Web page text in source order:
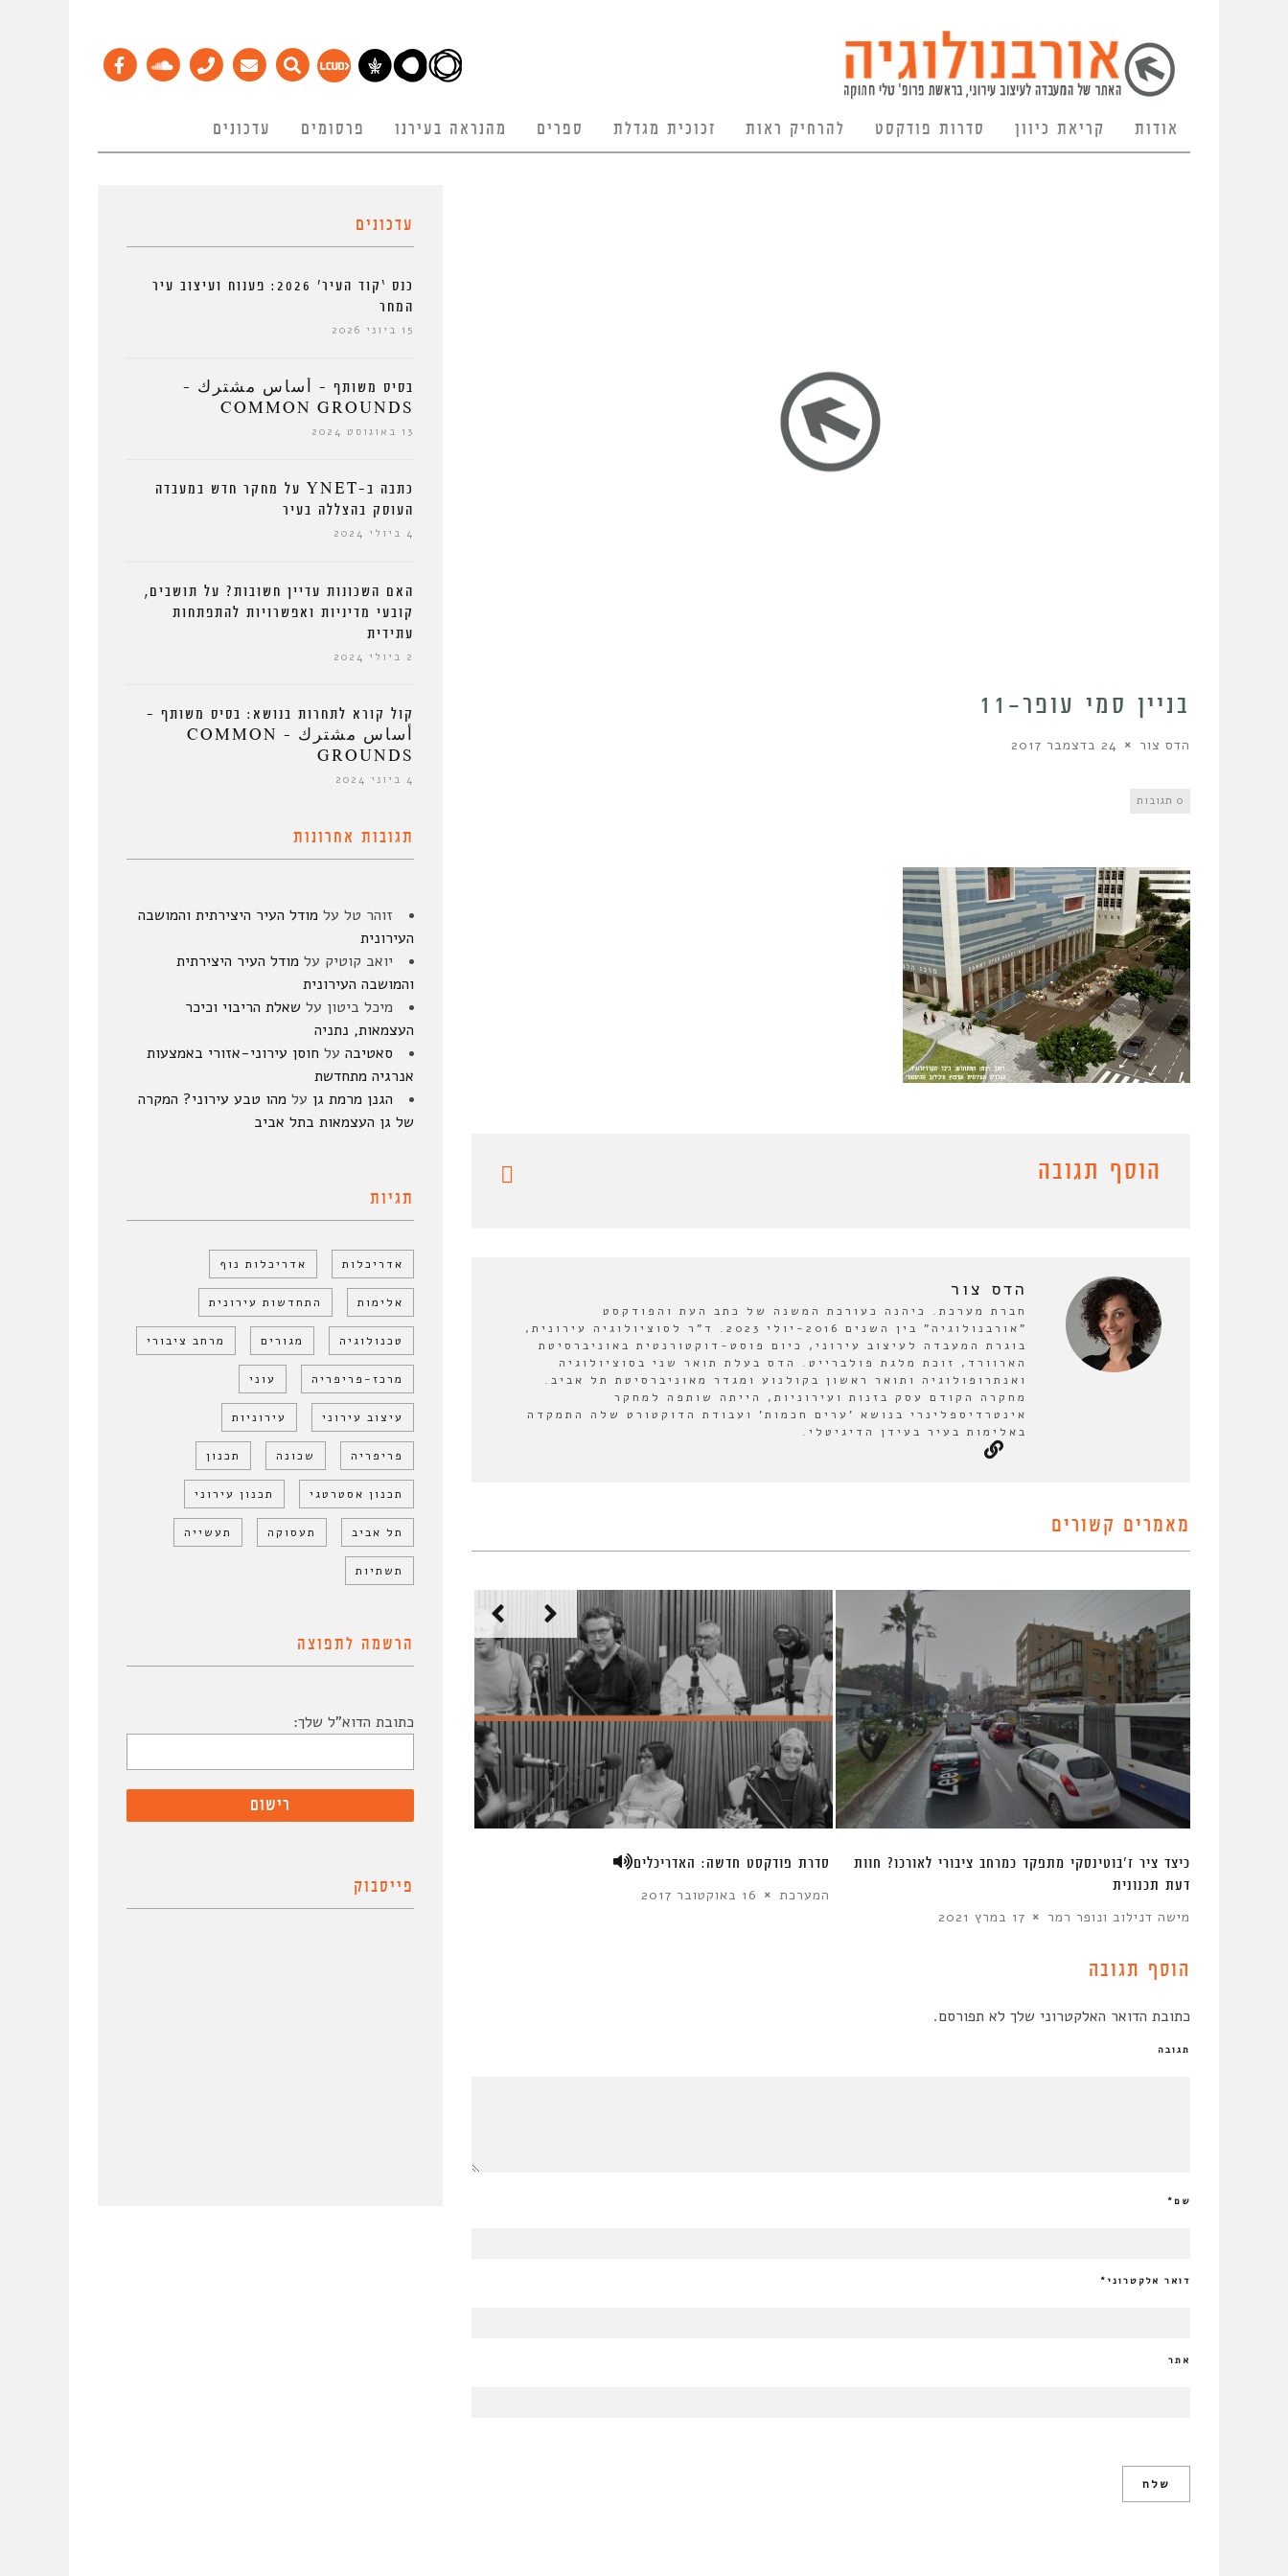
אודות קריאת כיוון סדרות פודקסט להרחיק ראות זכוכית מגדלת ספרים מהנראה בעירנו פרסומים עדכונים
בניין סמי עופר–11
הדס צור 24 בדצמבר 2017
0 תגובות
הוסף תגובה
הדס צור
חברת מערכת. כיהנה כעורכת המשנה של כתב העת והפודקסט
"אורבנולוגיה" בין השנים 2016-יולי 2023. ד"ר לסוציולוגיה עירונית,
בוגרת המעבדה לעיצוב עירוני, כיום פוסט-דוקטורנטית באוניברסיטת
הארוורד, זוכת מלגת פולברייט. הדס בעלת תואר שני בסוציולוגיה
ואנתרופולוגיה ותואר ראשון בקולנוע ומגדר מאוניברסיטת תל אביב.
מחקרה הקודם עסק בזנות ועירוניות, הייתה שותפה למחקר
אינטרדיספלינרי בנושא 'ערים חכמות' ועבודת הדוקטורט שלה התמקדה
באלימות בעיר בעידן הדיגיטלי.
מאמרים קשורים
סדרת פודקסט חדשה: האדריכלים
המערכת 16 באוקטובר 2017
­­כיצד ציר ז’בוטינסקי מתפקד­ כמרחב ציבורי לאורכו? חוות
דעת תכנונית
מישה דנילוב ונופר רמר 17 במרץ 2021
הוסף תגובה
כתובת הדואר האלקטרוני שלך לא תפורסם.
תגובה
שם*
דואר אלקטרוני *
אתר
עדכונים
כנס ‘קוד העיר’ 2026: פענוח ועיצוב עיר
המחר
15 ביוני 2026
בסיס משותף – أساس مشترك –
COMMON GROUNDS
13 באוגוסט 2024
כתבה ב-YNET על מחקר חדש במעבדה
העוסק בהצללה בעיר
4 ביולי 2024
האם השכונות עדיין חשובות? על תושבים,
קובעי מדיניות ואפשרויות להתפתחות
עתידית
2 ביולי 2024
קול קורא לתחרות בנושא: בסיס משותף –
أساس مشترك – COMMON
GROUNDS
4 ביוני 2024
תגובות אחרונות
זוהר טל על מודל העיר היצירתית והמושבה
העירונית
יואב קוטיק על מודל העיר היצירתית
והמושבה העירונית
מיכל ביטון על שאלת הריבוי וכיכר
העצמאות, נתניה
סאטיבה על חוסן עירוני-אזורי באמצעות
אנרגיה מתחדשת
הגנן מרמת גן על מהו טבע עירוני? המקרה
של גן העצמאות בתל אביב
תגיות
אדריכלות אדריכלות נוף
אלימות התחדשות עירונית
טכנולוגיה מגורים מרחב ציבורי
מרכז-פריפריה עוני
עיצוב עירוני עירוניות
פריפריה שכונה תכנון
תכנון אסטרטגי תכנון עירוני
תל אביב תעסוקה תעשייה
תשתיות
הרשמה לתפוצה
כתובת הדוא"ל שלך:
פייסבוק